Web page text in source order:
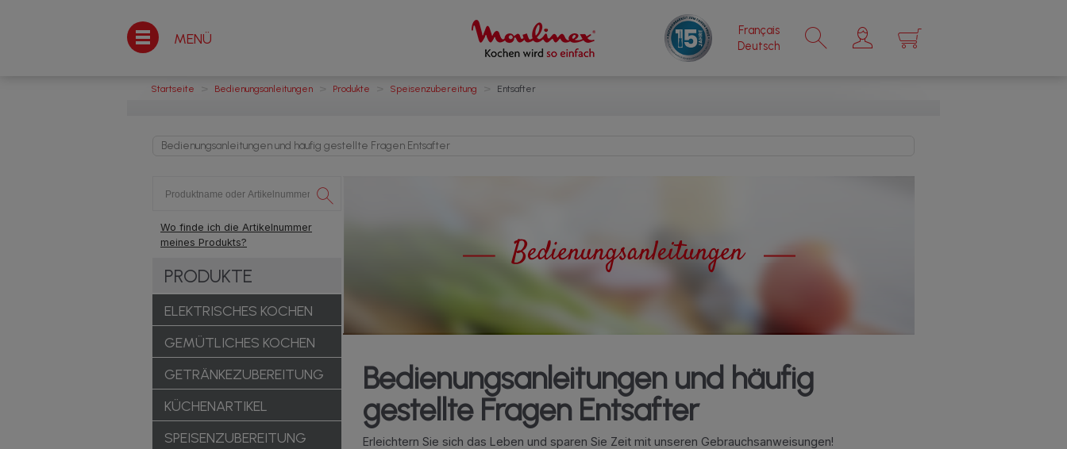
MENÜ
Français
Deutsch
×
Startseite > Bedienungsanleitungen Produkte Speisenzubereitung Entsafter
Bedienungsanleitungen und häufig gestellte Fragen Entsafter
Wo finde ich die Artikelnummer
meines Produkts?
PRODUKTE
ELEKTRISCHES KOCHEN
GEMÜTLICHES KOCHEN
GETRÄNKEZUBEREITUNG
KÜCHENARTIKEL
SPEISENZUBEREITUNG
Bedienungsanleitungen und häufig
gestellte Fragen Entsafter
Erleichtern Sie sich das Leben und sparen Sie Zeit mit unseren Gebrauchsanweisungen!